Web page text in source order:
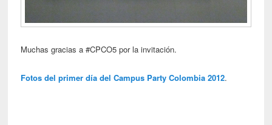
Muchas gracias a #CPCO5 por la invitación.
Fotos del primer día del Campus Party Colombia 2012.